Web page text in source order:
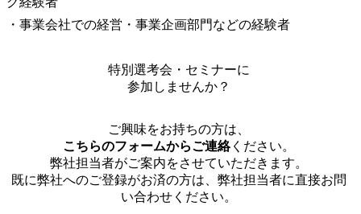
・事業会社での経営・事業企画部門などの経験者
特別選考会・セミナーに
参加しませんか？
ご興味をお持ちの方は、
こちらのフォームからご連絡ください。
弊社担当者がご案内をさせていただきます。
既に弊社へのご登録がお済の方は、弊社担当者に直接お問
い合わせください。